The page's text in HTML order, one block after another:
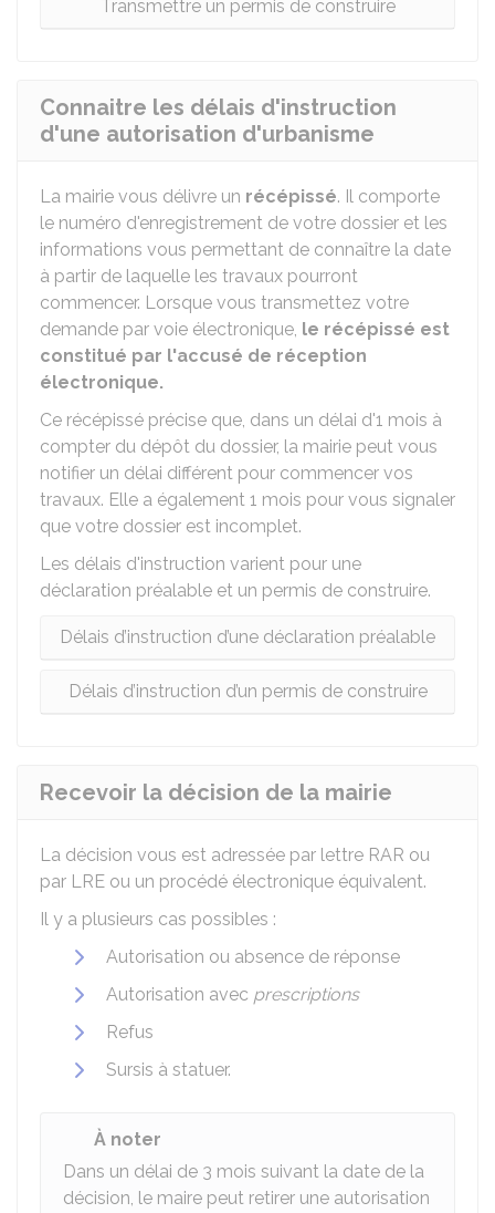
Transmettre un permis de construire
Connaitre les délais d'instruction
d'une autorisation d'urbanisme
La mairie vous délivre un récépissé. Il comporte
le numéro d'enregistrement de votre dossier et les
informations vous permettant de connaître la date
à partir de laquelle les travaux pourront
commencer. Lorsque vous transmettez votre
demande par voie électronique, le récépissé est
constitué par l'accusé de réception
électronique.
Ce récépissé précise que, dans un délai d'1 mois à
compter du dépôt du dossier, la mairie peut vous
notifier un délai différent pour commencer vos
travaux. Elle a également 1 mois pour vous signaler
que votre dossier est incomplet.
Les délais d'instruction varient pour une
déclaration préalable et un permis de construire.
Délais d’instruction d’une déclaration préalable
Délais d’instruction d’un permis de construire
Recevoir la décision de la mairie
La décision vous est adressée par lettre RAR ou
par LRE ou un procédé électronique équivalent.
Il y a plusieurs cas possibles :
Autorisation ou absence de réponse
Autorisation avec prescriptions
Refus
Sursis à statuer.
À noter
Dans un délai de 3 mois suivant la date de la
décision, le maire peut retirer une autorisation